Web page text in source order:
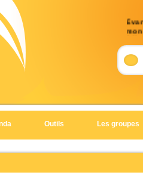
mon
il
Jean
Outils Les groupes